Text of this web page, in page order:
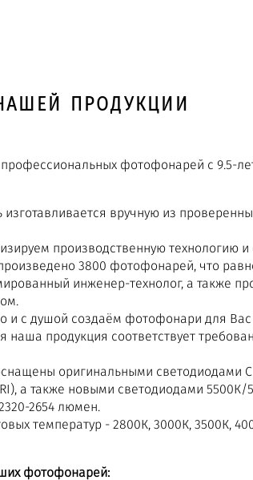
ПРОДУКЦИИ
профессиональных фотофонарей с 9.5-
вручную из
производственную технологию
3800 фотофонарей, что
инженер-технолог, а также
и с душой создаём фотофонари для Вас
наша продукция соответствует
оригинальными светодиодами
а также новыми светодиодами 5500К/
2654 люмен.
температур - 2800К, 3000К, 3500К,
фотофонарей: